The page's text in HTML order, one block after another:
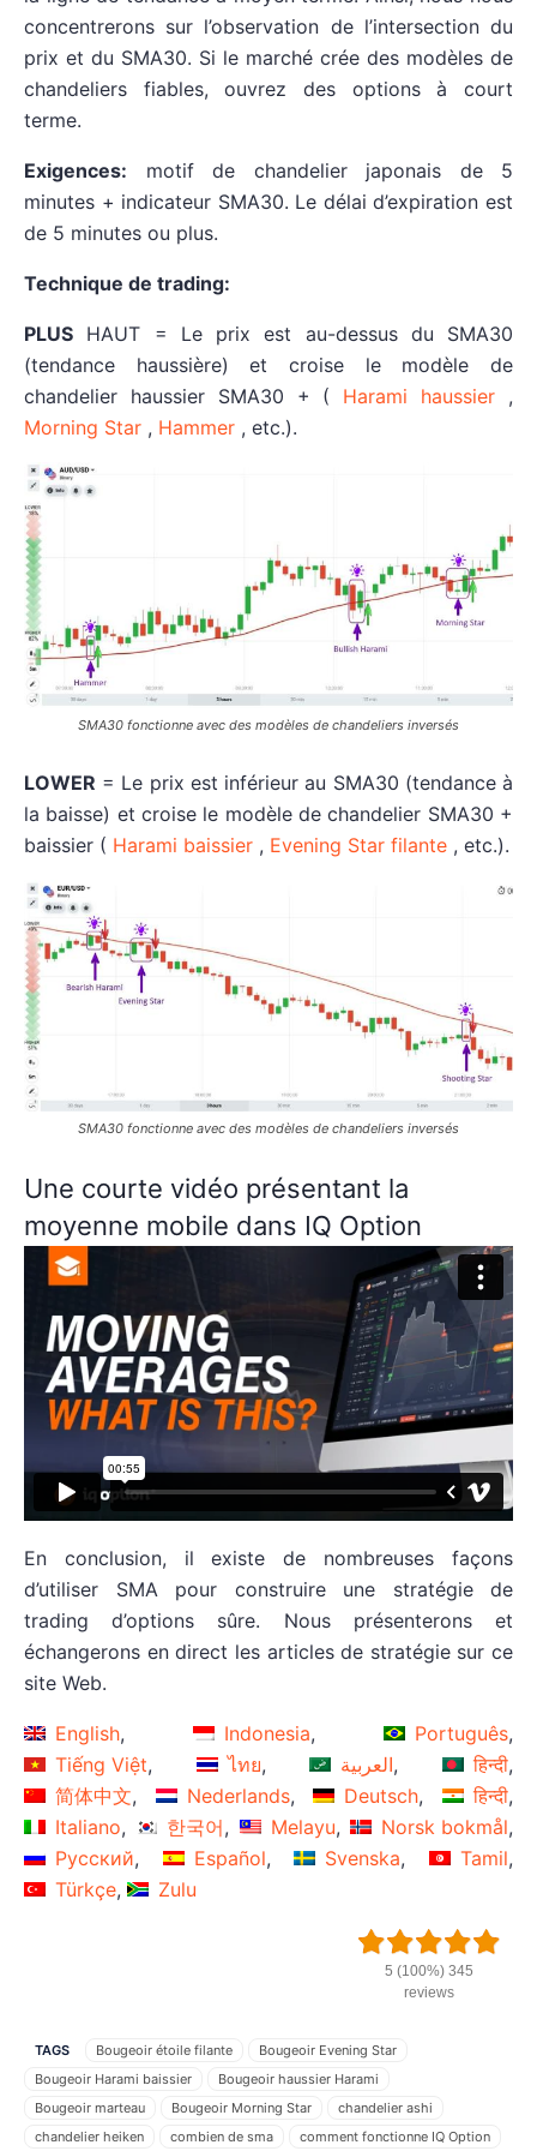
concentrerons sur l’observation de l’intersection du
prix et du SMA30. Si le marché crée des modèles de
chandeliers fiables, ouvrez des options à court
terme.
Exigences: motif de chandelier japonais de 5
minutes + indicateur SMA30. Le délai d’expiration est
de 5 minutes ou plus.
Technique de trading:
PLUS HAUT = Le prix est au-dessus du SMA30
(tendance haussière) et croise le modèle de
chandelier haussier SMA30 + ( Harami haussier ,
Morning Star , Hammer , etc.).
SMA30 fonctionne avec des modèles de chandeliers inversés
LOWER = Le prix est inférieur au SMA30 (tendance à
la baisse) et croise le modèle de chandelier SMA30 +
baissier ( Harami baissier , Evening Star filante , etc.).
SMA30 fonctionne avec des modèles de chandeliers inversés
Une courte vidéo présentant la
moyenne mobile dans IQ Option
En conclusion, il existe de nombreuses façons
d’utiliser SMA pour construire une stratégie de
trading d’options sûre. Nous présenterons et
échangerons en direct les articles de stratégie sur ce
site Web.
English Indonesia
Português
Tiếng Việt
ไทย العربية
हिन्दी
简体中文
Nederlands Deutsch
हिन्दी
Italiano
한국어 Melayu
Norsk bokmål
Русский
Español Svenska
Tamil
Türkçe
Zulu
5 (100%) 345
reviews
TAGS Bougeoir étoile filante
Bougeoir Evening Star
Bougeoir Harami baissier
Bougeoir haussier Harami
Bougeoir marteau
Bougeoir Morning Star
chandelier ashi
chandelier heiken
combien de sma
comment fonctionne IQ Option